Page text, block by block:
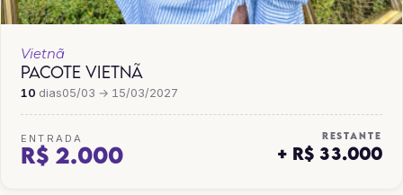
Vietnã
PACOTE VIETNÃ
10 dias05/03 → 15/03/2027
ENTRADA
R$ 2.000
RESTANTE
+ R$ 33.000